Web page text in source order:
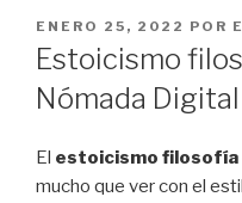
PUBLICADO
EL
ENERO 25, 2022 POR
Estoicismo
Nómada Digital
El estoicismo filosofía
mucho que ver con el